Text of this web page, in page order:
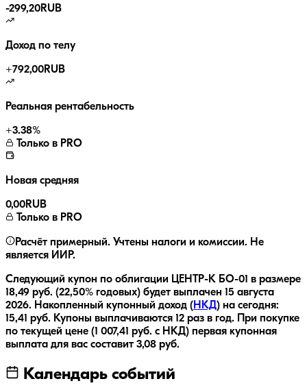
-299,20RUB
Доход по телу
+792,00RUB
Реальная рентабельность
+3.38%
Только в PRO
Новая средняя
0,00RUB
Только в PRO
Расчёт примерный. Учтены налоги и комиссии. Не
является ИИР.
Следующий купон по облигации ЦЕНТР-К БО-01 в размере
18,49 руб. (22,50% годовых) будет выплачен 15 августа
2026. Накопленный купонный доход ( НКД) на сегодня:
15,41 руб. Купоны выплачиваются 12 раз в год.
При покупке
по текущей цене (1 007,41 руб. с НКД) первая купонная
выплата для вас составит 3,08 руб.
Календарь событий